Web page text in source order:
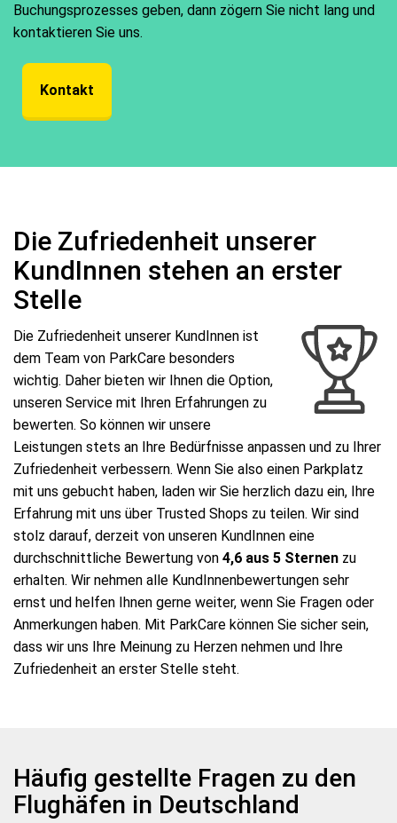
Buchungsprozesses geben, dann zögern Sie nicht lang und
kontaktieren Sie uns.
Kontakt
Die Zufriedenheit unserer
KundInnen stehen an erster
Stelle
Die Zufriedenheit unserer KundInnen ist
dem Team von ParkCare besonders
wichtig. Daher bieten wir Ihnen die Option,
unseren Service mit Ihren Erfahrungen zu
bewerten. So können wir unsere
Leistungen stets an Ihre Bedürfnisse anpassen und zu Ihrer
Zufriedenheit verbessern. Wenn Sie also einen Parkplatz
mit uns gebucht haben, laden wir Sie herzlich dazu ein, Ihre
Erfahrung mit uns über Trusted Shops zu teilen. Wir sind
stolz darauf, derzeit von unseren KundInnen eine
durchschnittliche Bewertung von 4,6 aus 5 Sternen zu
erhalten. Wir nehmen alle KundInnenbewertungen sehr
ernst und helfen Ihnen gerne weiter, wenn Sie Fragen oder
Anmerkungen haben. Mit ParkCare können Sie sicher sein,
dass wir uns Ihre Meinung zu Herzen nehmen und Ihre
Zufriedenheit an erster Stelle steht.
Häufig gestellte Fragen zu den
Flughäfen in Deutschland